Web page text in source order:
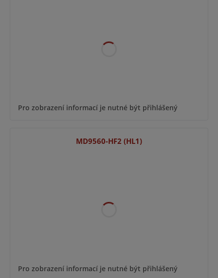
Pro zobrazení informací je nutné být přihlášený
MD9560-HF2 (HL1)
Pro zobrazení informací je nutné být přihlášený